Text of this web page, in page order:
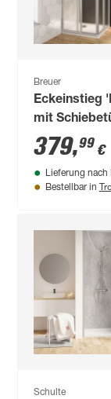
Breuer
Eckeinstieg
mit
Perlmuster,
vollgerahmt,
379,99 €
Lieferung nach
Bestellbar in
Schulte